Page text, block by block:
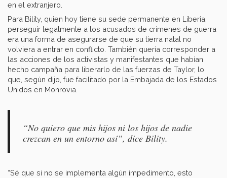
en el extranjero.
Para Bility, quien hoy tiene su sede permanente en Liberia,
perseguir legalmente a los acusados de crímenes de guerra
era una forma de asegurarse de que su tierra natal no
volviera a entrar en conflicto. También quería corresponder a
las acciones de los activistas y manifestantes que habían
hecho campaña para liberarlo de las fuerzas de Taylor, lo
que, según dijo, fue facilitado por la Embajada de los Estados
Unidos en Monrovia.
“No quiero que mis hijos ni los hijos de nadie
crezcan en un entorno así”, dice Bility.
“Sé que si no se implementa algún impedimento, esto